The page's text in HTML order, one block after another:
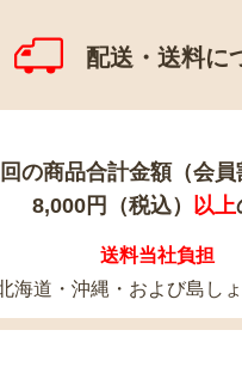
配送・送料に
の商品合計金額（会
8,000円（税込） 以上
送料当社負担
北海道・沖縄・および島し